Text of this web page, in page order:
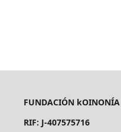
FUNDACIÓN kOINONÍA
RIF: J-407575716